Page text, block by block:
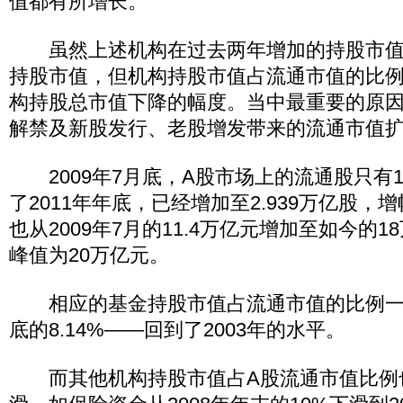
虽然上述机构在过去两年增加的持股市
持股市值，但机构持股市值占流通市值的比
构持股总市值下降的幅度。当中最重要的原
解禁及新股发行、老股增发带来的流通市值
2009年7月底，A股市场上的流通股只有
了2011年年底，已经增加至2.939万亿股，
也从2009年7月的11.4万亿元增加至如今的
峰值为20万亿元。
相应的基金持股市值占流通市值的比例
底的8.14%——回到了2003年的水平。
而其他机构持股市值占A股流通市值比例